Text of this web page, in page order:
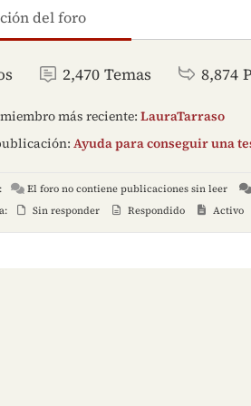
del foro
2,470 Temas 8,874
más reciente:LauraTarraso
Ayuda para conseguir una
El foro no contiene publicaciones sin leer
Sin responder Respondido Activo